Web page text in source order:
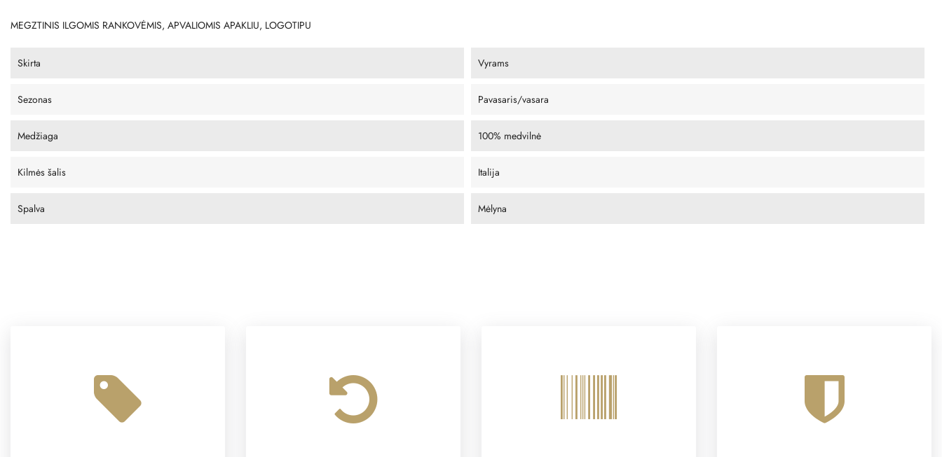
MEGZTINIS ILGOMIS RANKOVĖMIS, APVALIOMIS APAKLIU, LOGOTIPU
Skirta Vyrams
Sezonas Pavasaris/vasara
Medžiaga 100% medvilnė
Kilmės šalis Italija
Spalva Mėlyna